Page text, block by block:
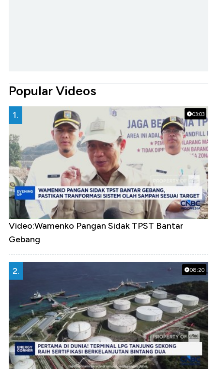
Popular Videos
03:03
1.
Video:Wamenko Pangan Sidak TPST Bantar
Gebang
08:20
2.